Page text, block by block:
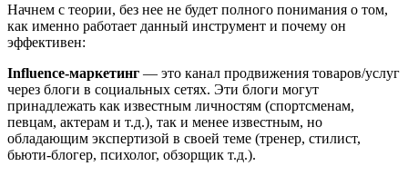
Начнем с теории, без нее не будет полного понимания о том,
как именно работает данный инструмент и почему он
эффективен:
Influence-маркетинг — это канал продвижения товаров/услуг
через блоги в социальных сетях. Эти блоги могут
принадлежать как известным личностям (спортсменам,
певцам, актерам и т.д.), так и менее известным, но
обладающим экспертизой в своей теме (тренер, стилист,
бьюти-блогер, психолог, обзорщик т.д.).